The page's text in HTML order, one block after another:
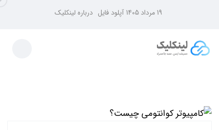
19 مرداد 1405 آپلود فایل درباره لینکلیک